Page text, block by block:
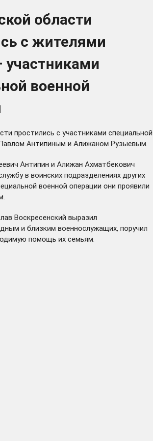
области
с жителями
участниками
военной
простились с участниками специальной
Антипиным и Алижаном Рузыевым.
Антипин и Алижан Ахматбекович
в воинских подразделениях других
военной операции они проявили
Воскресенский выразил
и близким военнослужащих, поручил
помощь их семьям.